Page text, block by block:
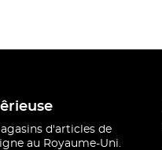
d'articles de
au Royaume-Uni.